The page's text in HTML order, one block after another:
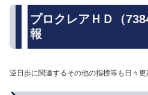
プロクレアＨＤ（
報
逆日歩に関連するその他の指標等も日々更